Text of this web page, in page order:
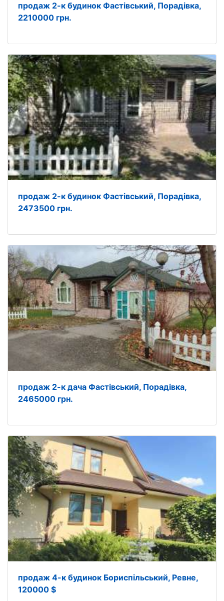
продаж 2-к будинок Фастівський, Порадівка,
2210000 грн.
продаж 2-к будинок Фастівський, Порадівка,
2473500 грн.
продаж 2-к дача Фастівський, Порадівка,
2465000 грн.
продаж 4-к будинок Бориспільський, Ревне,
120000 $